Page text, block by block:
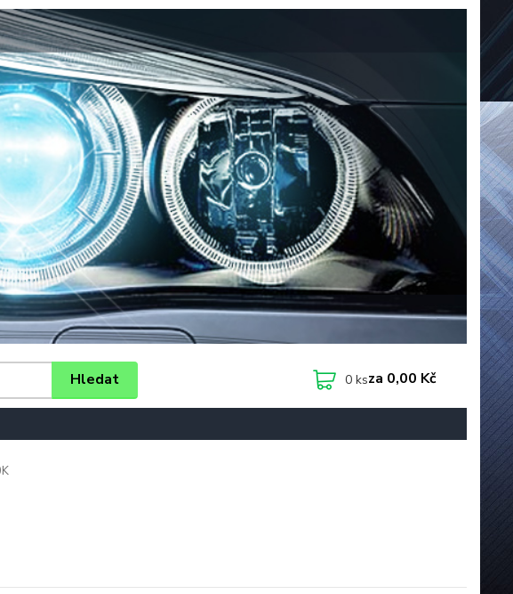
Hledat 0ksza 0,00 Kč